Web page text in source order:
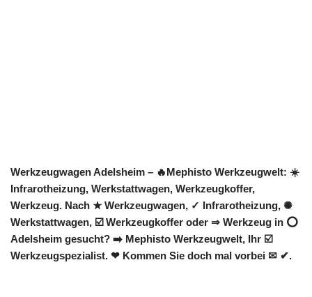
Werkzeugwagen Adelsheim – 🔥Mephisto Werkzeugwelt: ☀️
Infrarotheizung, Werkstattwagen, Werkzeugkoffer,
Werkzeug. Nach ★ Werkzeugwagen, ✓ Infrarotheizung, ✺
Werkstattwagen, ☑️ Werkzeugkoffer oder ⇒ Werkzeug in ⭕
Adelsheim gesucht? ➡️ Mephisto Werkzeugwelt, Ihr ☑️
Werkzeugspezialist. ❤ Kommen Sie doch mal vorbei ✉ ✔.